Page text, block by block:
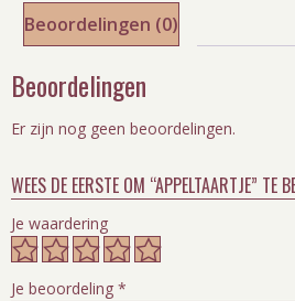
Beoordelingen (0)
Beoordelingen
Er zijn nog geen beoordelingen.
WEES DE EERSTE OM “APPELTAARTJE” TE
Je waardering
Je beoordeling *